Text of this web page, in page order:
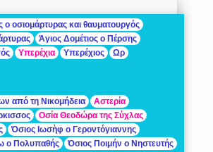
ο οσιομάρτυρας και θαυματουργός
Άγιος Δομέτιος ο Πέρσης
Υπερέχια Υπερέχιος Ωρ
από τη Νικομήδεια
Αστερία
Οσία Θεοδώρα της Σύχλας
Όσιος Ιωσὴφ ο Γεροντόγιαννης
ο Πολυπαθής
Όσιος Ποιμήν ο Νηστευτής